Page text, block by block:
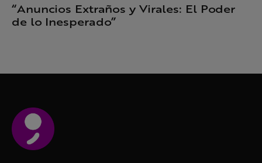
“Anuncios Extraños y Virales: El Poder
de lo Inesperado”